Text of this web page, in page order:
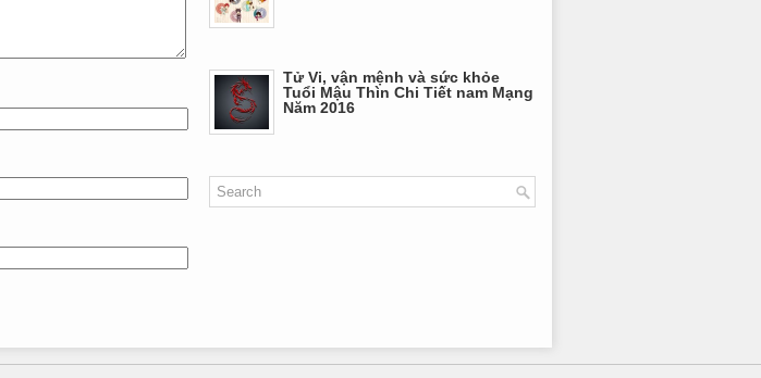
Tử Vi, vận mệnh và sức khỏe
Tuổi Mậu Thìn Chi Tiết nam Mạng
Năm 2016